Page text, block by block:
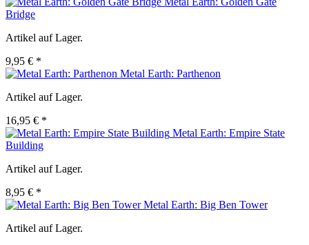
Bridge
Artikel auf Lager.
9,95 € *
Metal Earth: Parthenon
Artikel auf Lager.
16,95 € *
Metal Earth: Empire State
Building
Artikel auf Lager.
8,95 € *
Metal Earth: Big Ben Tower
Artikel auf Lager.